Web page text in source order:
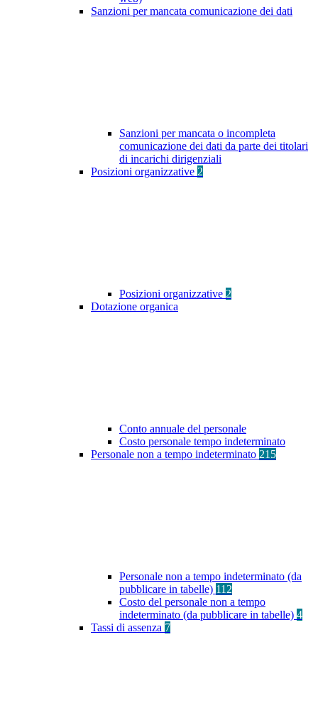
Sanzioni per mancata comunicazione dei dati
Sanzioni per mancata o incompleta
comunicazione dei dati da parte dei titolari
di incarichi dirigenziali
Posizioni organizzative 2
Posizioni organizzative 2
Dotazione organica
Conto annuale del personale
Costo personale tempo indeterminato
Personale non a tempo indeterminato 215
Personale non a tempo indeterminato (da
pubblicare in tabelle) 112
Costo del personale non a tempo
indeterminato (da pubblicare in tabelle) 4
Tassi di assenza 7